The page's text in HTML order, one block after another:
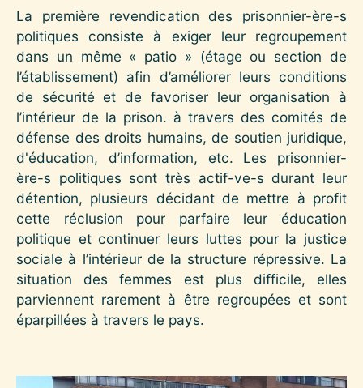
La première revendication des prisonnier-ère-s
politiques consiste à exiger leur regroupement
dans un même « patio » (étage ou section de
l’établissement) afin d’améliorer leurs conditions
de sécurité et de favoriser leur organisation à
l’intérieur de la prison. à travers des comités de
défense des droits humains, de soutien juridique,
d'éducation, d’information, etc. Les prisonnier-
ère-s politiques sont très actif-ve-s durant leur
détention, plusieurs décidant de mettre à profit
cette réclusion pour parfaire leur éducation
politique et continuer leurs luttes pour la justice
sociale à l’intérieur de la structure répressive. La
situation des femmes est plus difficile, elles
parviennent rarement à être regroupées et sont
éparpillées à travers le pays.